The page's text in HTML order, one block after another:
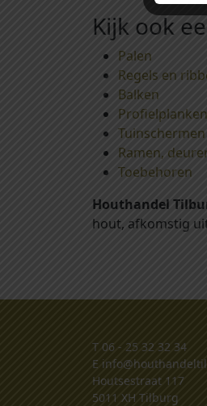
Kijk ook
Palen
Regels en
Balken
Profielplanken
Ramen,
Toebehoren
Houthandel
hout, afkomstig
T 06 - 25 32 32 34
E
Houtsestraat 117
5011 XH Tilburg